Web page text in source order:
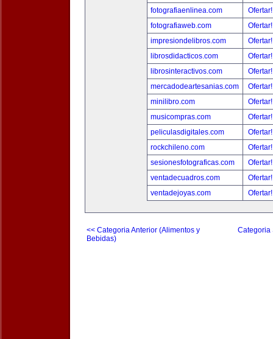
fotografiaenlinea.com
fotografiaweb.com
impresiondelibros.com
librosdidacticos.com
librosinteractivos.com
mercadodeartesanias.com
minilibro.com
musicompras.com
peliculasdigitales.com
rockchileno.com
sesionesfotograficas.com
ventadecuadros.com
ventadejoyas.com
<< Categoria Anterior (Alimentos y
Bebidas)
Categoria